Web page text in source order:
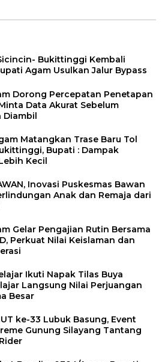
Bukittinggi Kembali
Agam Usulkan Jalur Bypass
Dorong Percepatan Penetapan
Data Akurat Sebelum
Diambil
Matangkan Trase Baru Tol
Bupati : Dampak
Kecil
Inovasi Puskesmas Bawan
Anak dan Remaja dari
Gelar Pengajian Rutin Bersama
Perkuat Nilai Keislaman dan
Ikuti Napak Tilas Buya
Langsung Nilai Perjuangan
Besar
ke-33 Lubuk Basung, Event
Gunung Silayang Tantang